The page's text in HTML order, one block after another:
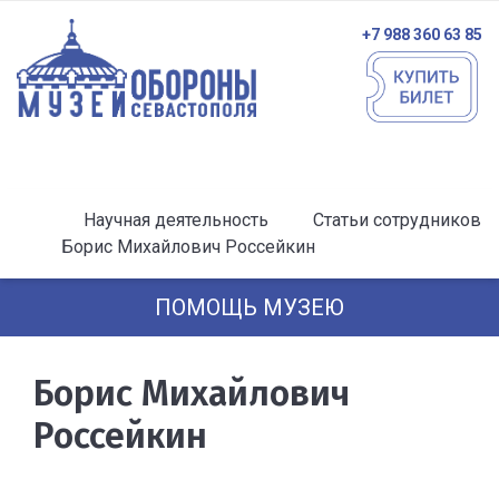
+7 988 360 63 85
Научная деятельность
Статьи сотрудников
Борис Михайлович Россейкин
ПОМОЩЬ МУЗЕЮ
Борис Михайлович
Россейкин